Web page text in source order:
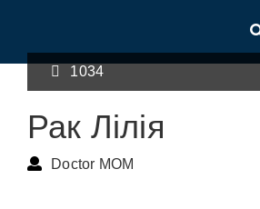
1034
Рак Лілія
Doctor MOM